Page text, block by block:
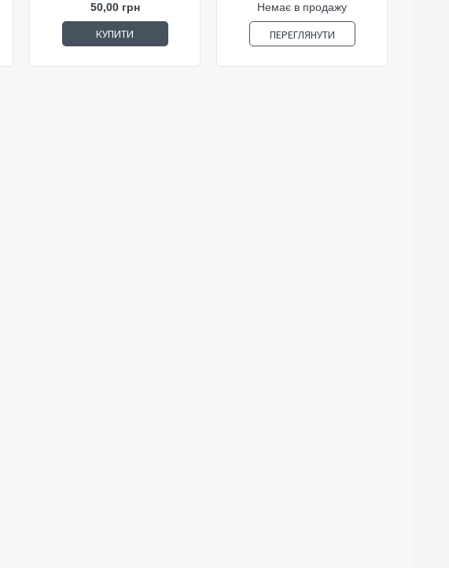
50,00 грн
КУПИТИ
Немає в продажу
ПЕРЕГЛЯНУТИ